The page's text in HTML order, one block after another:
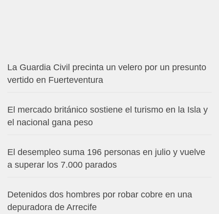
La Guardia Civil precinta un velero por un presunto
vertido en Fuerteventura
El mercado británico sostiene el turismo en la Isla y
el nacional gana peso
El desempleo suma 196 personas en julio y vuelve
a superar los 7.000 parados
Detenidos dos hombres por robar cobre en una
depuradora de Arrecife